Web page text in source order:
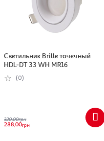
Cветильник Brille точечный
HDL-DT 33 WH MR16
(0)
320,00грн
288,00грн